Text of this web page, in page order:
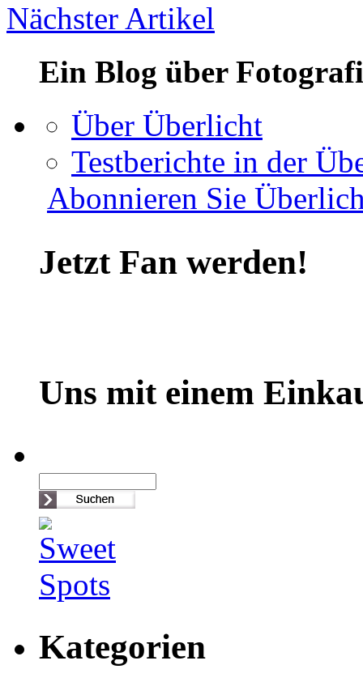
Nächster Artikel
Ein Blog über
Über Überlicht
Testberichte in der
Abonnieren Sie
Jetzt Fan werden!
Uns mit einem
Kategorien